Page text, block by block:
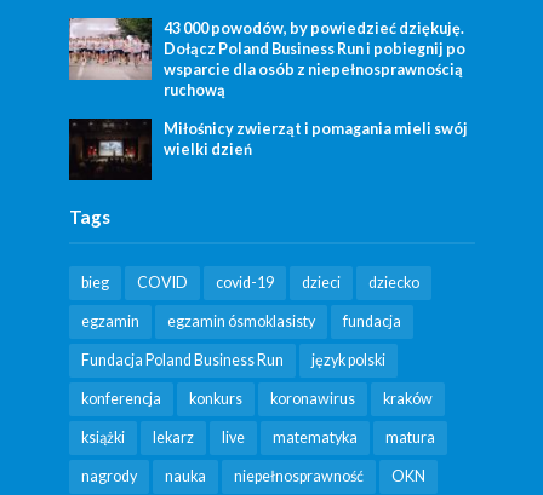
43 000 powodów, by powiedzieć dziękuję.
Dołącz Poland Business Run i pobiegnij po
wsparcie dla osób z niepełnosprawnością
ruchową
Miłośnicy zwierząt i pomagania mieli swój
wielki dzień
Tags
bieg COVID covid-19 dzieci dziecko
egzamin egzamin ósmoklasisty fundacja
Fundacja Poland Business Run język polski
konferencja konkurs koronawirus kraków
książki lekarz live matematyka matura
nagrody nauka niepełnosprawność OKN